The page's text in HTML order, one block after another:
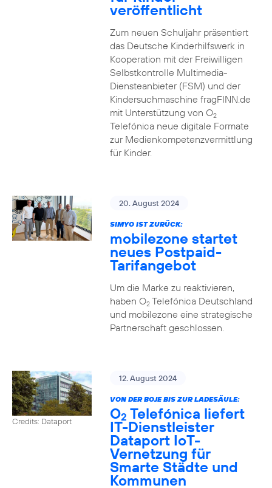
veröffentlicht
Zum neuen Schuljahr präsentiert
das Deutsche Kinderhilfswerk in
Kooperation mit der Freiwilligen
Selbstkontrolle Multimedia-
Diensteanbieter (FSM) und der
Kindersuchmaschine fragFINN.de
mit Unterstützung von O2
Telefónica neue digitale Formate
zur Medienkompetenzvermittlung
für Kinder.
20. August 2024
SIMYO IST ZURÜCK:
mobilezone startet
neues Postpaid-
Tarifangebot
Um die Marke zu reaktivieren,
haben O2Telefónica Deutschland
und mobilezone eine strategische
Partnerschaft geschlossen.
Credits: Dataport
12. August 2024
VON DER BOJE BIS ZUR LADESÄULE:
O2 Telefónica liefert
IT-Dienstleister
Dataport IoT-
Vernetzung für
Smarte Städte und
Kommunen